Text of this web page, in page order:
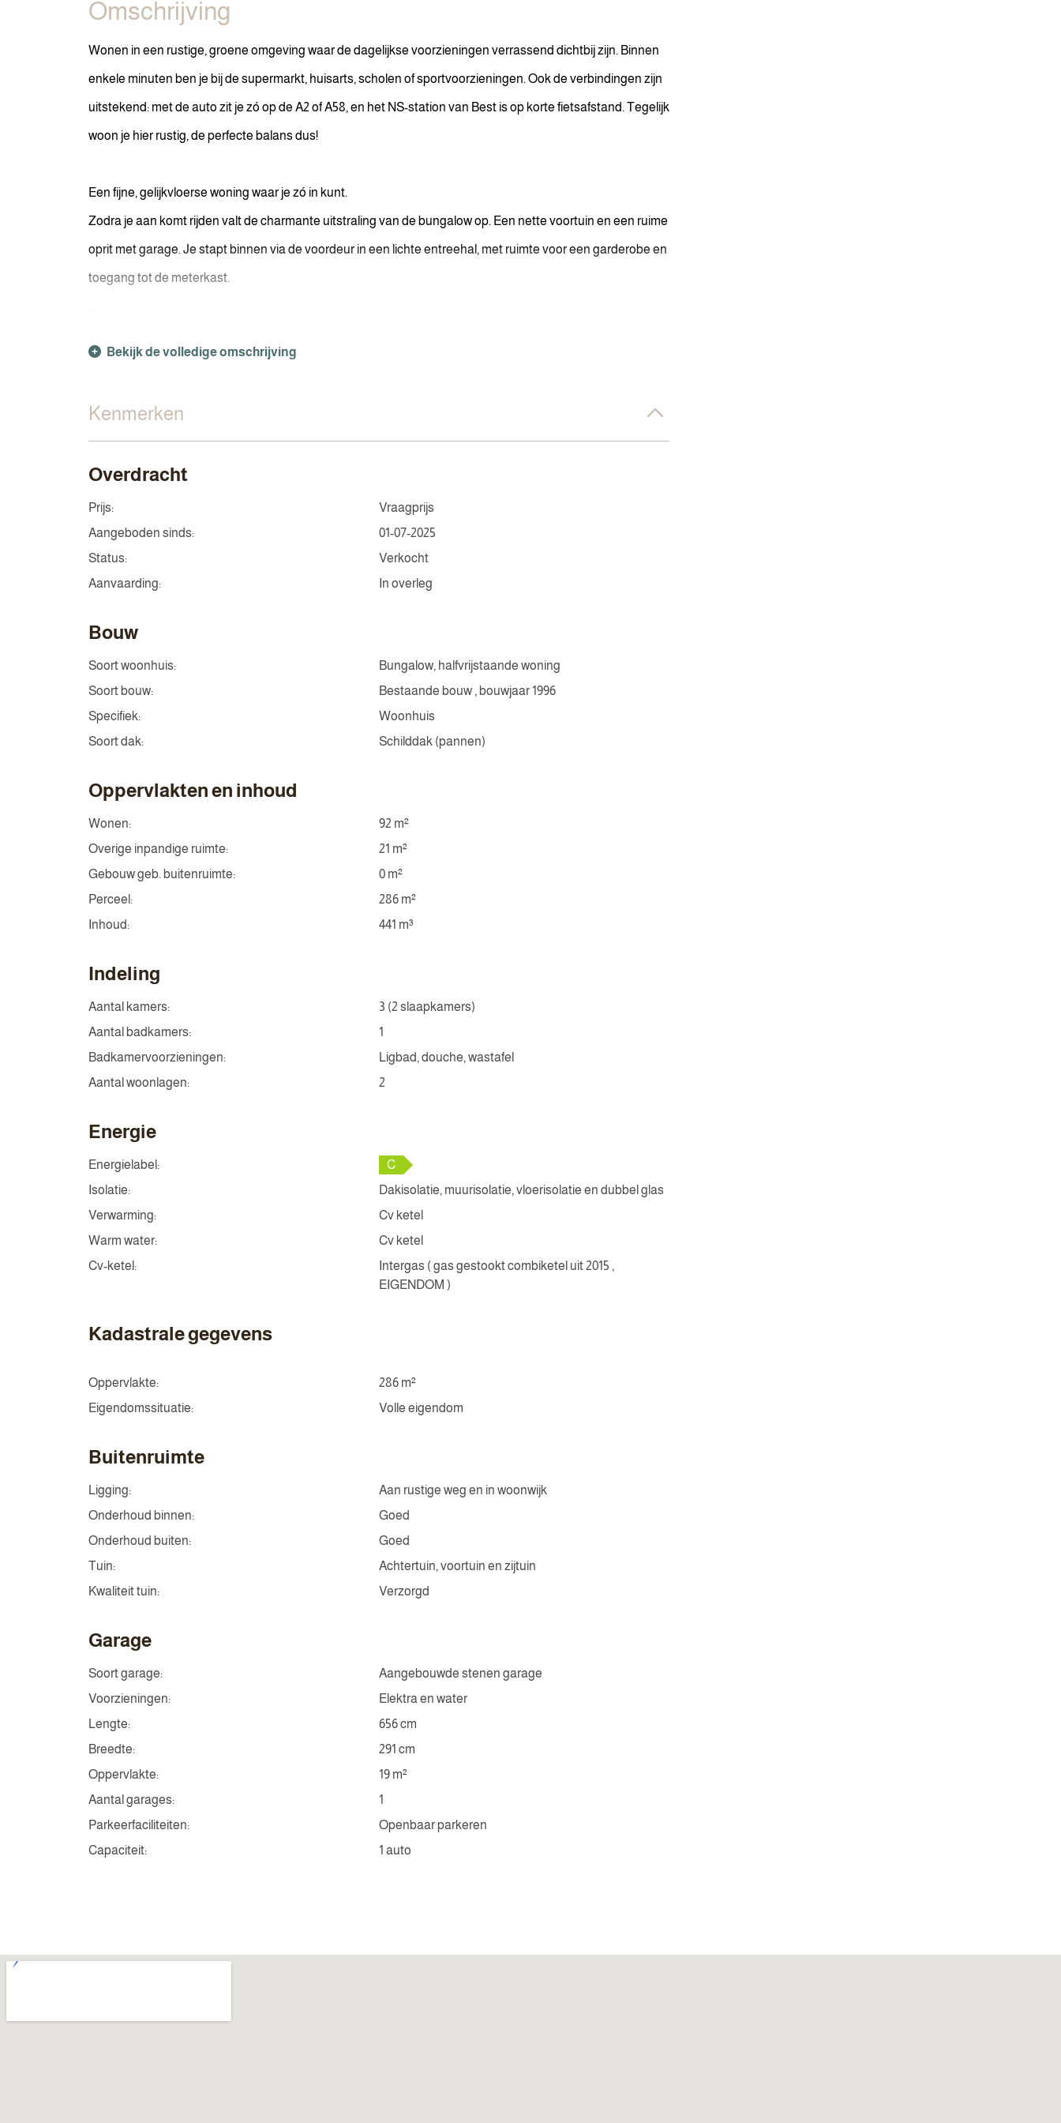
Omschrijving
Wonen in een rustige, groene omgeving waar de dagelijkse voorzieningen verrassend dichtbij zijn. Binnen
enkele minuten ben je bij de supermarkt, huisarts, scholen of sportvoorzieningen. Ook de verbindingen zijn
uitstekend: met de auto zit je zó op de A2 of A58, en het NS-station van Best is op korte fietsafstand. Tegelijk
woon je hier rustig, de perfecte balans dus!
Een fijne, gelijkvloerse woning waar je zó in kunt.
Zodra je aan komt rijden valt de charmante uitstraling van de bungalow op. Een nette voortuin en een ruime
oprit met garage. Je stapt binnen via de voordeur in een lichte entreehal, met ruimte voor een garderobe en
toegang tot de meterkast.
Bekijk de volledige omschrijving
Kenmerken
Overdracht
Prijs:
Vraagprijs
Aangeboden sinds:
01-07-2025
Status:
Verkocht
Aanvaarding:
In overleg
Bouw
Soort woonhuis:
Bungalow, halfvrijstaande woning
Soort bouw:
Bestaande bouw , bouwjaar 1996
Specifiek:
Woonhuis
Soort dak:
Schilddak (pannen)
Oppervlakten en inhoud
Wonen:
92 m²
Overige inpandige ruimte:
21 m²
Gebouw geb. buitenruimte:
0 m²
Perceel:
286 m²
Inhoud:
441 m³
Indeling
Aantal kamers:
3 (2 slaapkamers)
Aantal badkamers:
1
Badkamervoorzieningen:
Ligbad, douche, wastafel
Aantal woonlagen:
2
Energie
Energielabel:
C
Isolatie:
Dakisolatie, muurisolatie, vloerisolatie en dubbel glas
Verwarming:
Cv ketel
Warm water:
Cv ketel
Cv-ketel:
Intergas ( gas gestookt combiketel uit 2015 ,
EIGENDOM )
Kadastrale gegevens
Oppervlakte:
286 m²
Eigendomssituatie:
Volle eigendom
Buitenruimte
Ligging:
Aan rustige weg en in woonwijk
Onderhoud binnen:
Goed
Onderhoud buiten:
Goed
Tuin:
Achtertuin, voortuin en zijtuin
Kwaliteit tuin:
Verzorgd
Garage
Soort garage:
Aangebouwde stenen garage
Voorzieningen:
Elektra en water
Lengte:
656 cm
Breedte:
291 cm
Oppervlakte:
19 m²
Aantal garages:
1
Parkeerfaciliteiten:
Openbaar parkeren
Capaciteit:
1 auto